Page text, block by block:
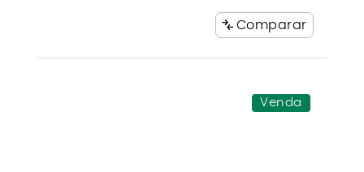
Comparar
Venda